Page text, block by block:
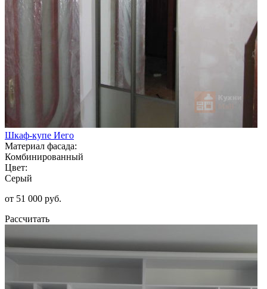
Шкаф-купе Иего
Материал фасада:
Комбинированный
Цвет:
Серый
от 51 000 руб.
Рассчитать